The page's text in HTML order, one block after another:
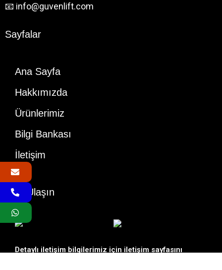
📧 info@guvenlift.com
Sayfalar
Ana Sayfa
Hakkımızda
Ürünlerimiz
Bilgi Bankası
İletişim
Bize Ulaşın
Detaylı iletişim bilgilerimiz için iletişim sayfasını